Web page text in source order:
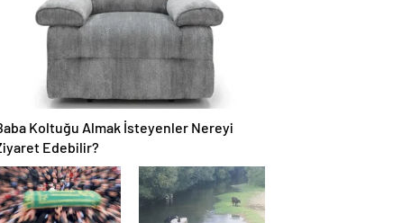
Koltuğu Almak İsteyenler Nereyi
Edebilir?